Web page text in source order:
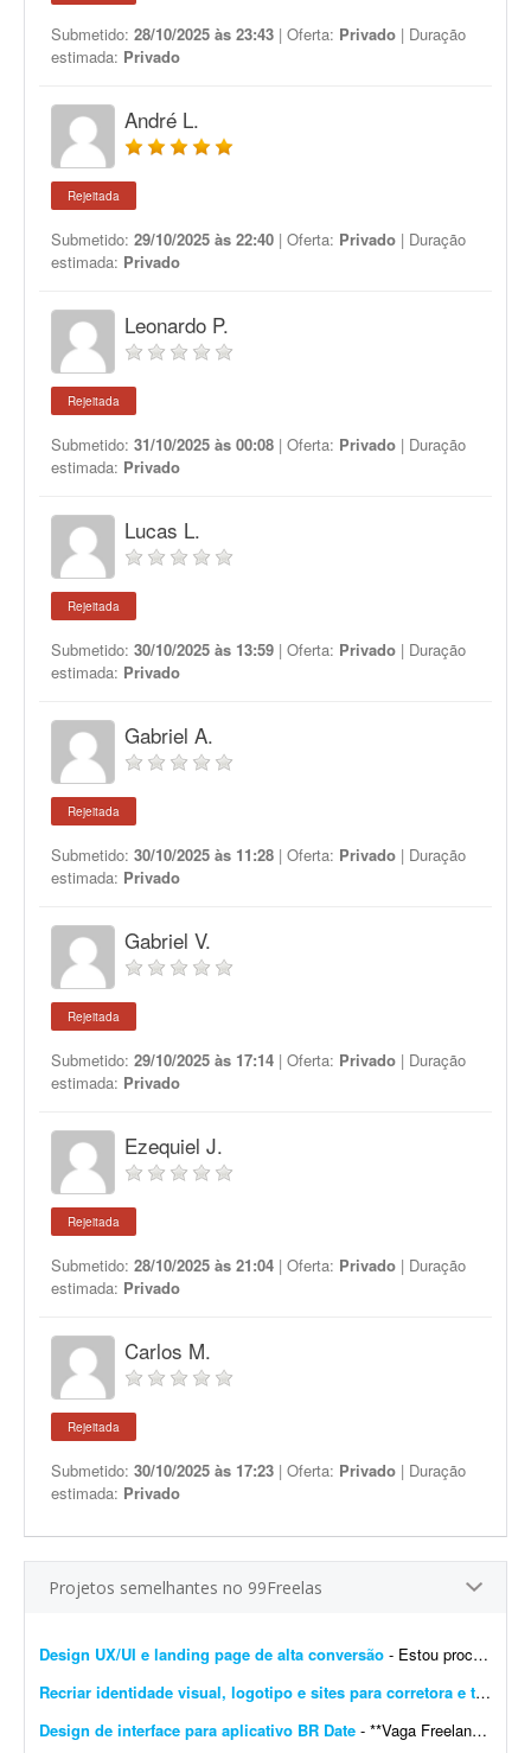
Submetido: 28/10/2025 às 23:43 | Oferta: Privado | Duração
estimada: Privado
André L.
Rejeitada
Submetido: 29/10/2025 às 22:40 | Oferta: Privado | Duração
estimada: Privado
Leonardo P.
Rejeitada
Submetido: 31/10/2025 às 00:08 | Oferta: Privado | Duração
estimada: Privado
Lucas L.
Rejeitada
Submetido: 30/10/2025 às 13:59 | Oferta: Privado | Duração
estimada: Privado
Gabriel A.
Rejeitada
Submetido: 30/10/2025 às 11:28 | Oferta: Privado | Duração
estimada: Privado
Gabriel V.
Rejeitada
Submetido: 29/10/2025 às 17:14 | Oferta: Privado | Duração
estimada: Privado
Ezequiel J.
Rejeitada
Submetido: 28/10/2025 às 21:04 | Oferta: Privado | Duração
estimada: Privado
Carlos M.
Rejeitada
Submetido: 30/10/2025 às 17:23 | Oferta: Privado | Duração
estimada: Privado
Projetos semelhantes no 99Freelas
Design UX/UI e landing page de alta conversão - Estou procurando um profissional freelancer especializado em UX/UI e landing pages para desenvolver a experiência e a interface completas do meu site. O objetivo é criar uma presen&cc...
Recriar identidade visual, logotipo e sites para corretora e transportadora
Design de interface para aplicativo BR Date - **Vaga Freelancer - Web Designer** Estamos em busca de um(a) **Web Designer Freelancer** criativo(a) e comprometido(a) para desenvolver layouts modernos e funcionais para projetos web. Projeto pa...